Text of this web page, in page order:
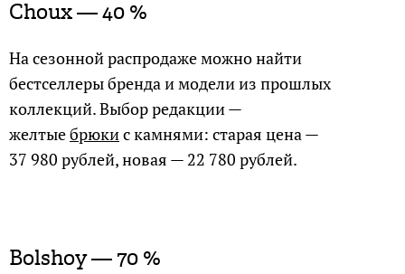
Choux — 40 %
На сезонной распродаже можно найти
бестселлеры бренда и модели из прошлых
коллекций. Выбор редакции —
желтыебрюкис камнями: старая цена —
37 980 рублей, новая — 22 780 рублей.
Bolshoy — 70 %